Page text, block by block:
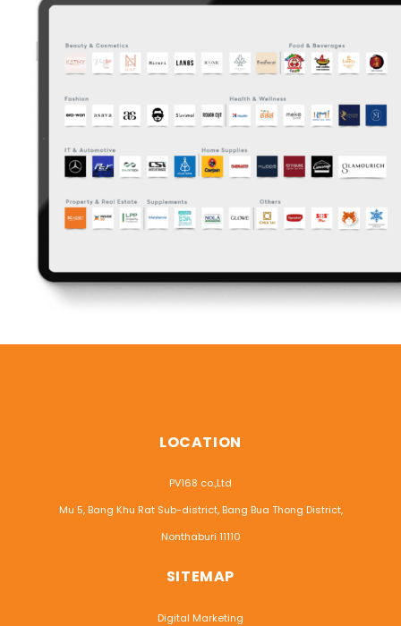
LOCATION
PV168 co.,Ltd
Mu 5, Bang Khu Rat Sub-district, Bang Bua Thong District,
Nonthaburi 11110
SITEMAP
Digital Marketing